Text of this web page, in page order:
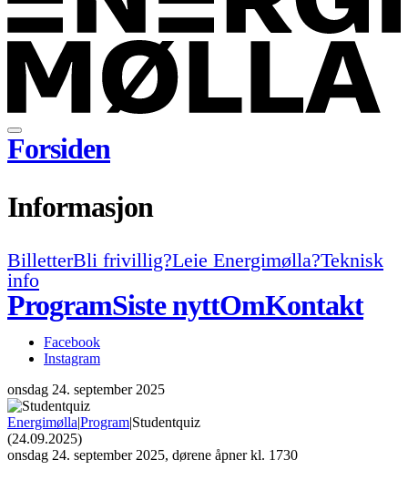
Forsiden
Informasjon
BilletterBli frivillig?Leie Energimølla?Teknisk
info
ProgramSiste nyttOmKontakt
Facebook
Instagram
onsdag 24. september 2025
Energimølla|Program|Studentquiz
(24.09.2025)
onsdag 24. september 2025, dørene åpner kl. 1730